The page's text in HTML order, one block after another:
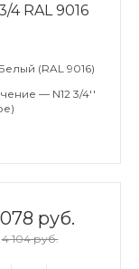
4 RAL 9016
(RAL 9016)
— N12 3/4''
руб.
4 104 руб.